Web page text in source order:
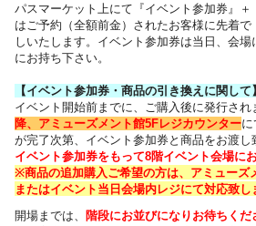
パスマーケット上にて『イベント参加券』
はご予約（全額前金）されたお客様に先着
しいたします。イベント参加券は当日、会
にお持ち下さい。
【イベント参加券・商品の引き換えに関して】
イベント開始前までに、ご購入後に発行され
降、アミューズメント館5Fレジカウンターに
が完了次第、イベント参加券と商品をお渡し
イベント参加券をもって8階イベント会場に
※商品の追加購入ご希望の方は、 アミューズ
またはイベント当日会場内レジにて対応致し
開場までは、
階段にお並びになりお待ちくだ